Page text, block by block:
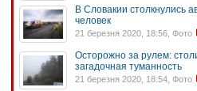
В Словакии столкнулись
человек
21 березня 2020, 18:56, Фото
Осторожно за рулем:
загадочная туманность
21 березня 2020, 18:54, Фото